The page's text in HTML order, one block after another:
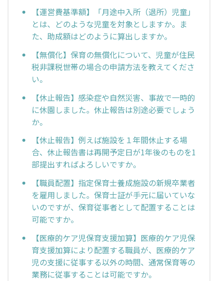
【運営費基準額】「月途中入所（退所）児童」
とは、どのような児童を対象としますか。ま
た、助成額はどのように算出しますか。
【無償化】保育の無償化について、児童が住民
税非課税世帯の場合の申請方法を教えてくださ
い。
【休止報告】感染症や自然災害、事故で一時的
に休園しました。休止報告は別途必要でしょう
か。
【休止報告】例えば施設を１年間休止する場
合、休止報告書は再開予定日が1年後のものを1
部提出すればよろしいですか。
【職員配置】指定保育士養成施設の新規卒業者
を雇用しました。保育士証が手元に届いていな
いのですが、保育従事者として配置することは
可能ですか。
【医療的ケア児保育支援加算】医療的ケア児保
育支援加算により配置する職員が、医療的ケア
児の支援に従事する以外の時間、通常保育等の
業務に従事することは可能ですか。